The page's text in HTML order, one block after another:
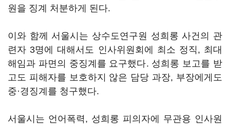
원을 징계 처분하게 된다.
이와 함께 서울시는 상수도연구원 성희롱 사건의 관
련자 3명에 대해서도 인사위원회에 최소 정직, 최대
해임과 파면의 중징계를 요구했다. 성희롱 보고를 받
고도 피해자를 보호하지 않은 담당 과장, 부장에게도
중·경징계를 청구했다.
서울시는 언어폭력, 성희롱 피의자에 무관용 인사원